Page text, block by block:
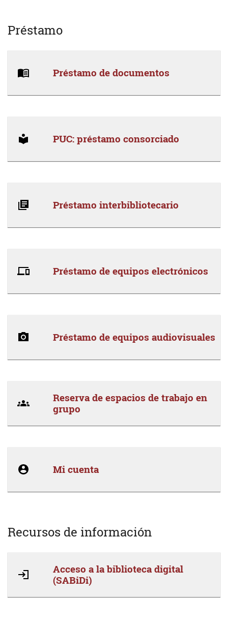
Préstamo
Préstamo de documentos
PUC: préstamo consorciado
Préstamo interbibliotecario
Préstamo de equipos electrónicos
Préstamo de equipos audiovisuales
Reserva de espacios de trabajo en
grupo
Mi cuenta
Recursos de información
Acceso a la biblioteca digital
(SABiDi)